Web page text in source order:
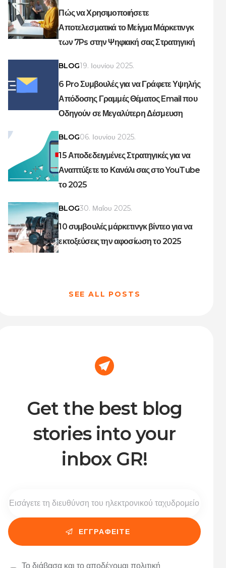
Πώς να Χρησιμοποιήσετε
Αποτελεσματικά το Μείγμα Μάρκετινγκ
των 7Ps στην Ψηφιακή σας Στρατηγική
BLOG19. Ιουνίου 2025.
6 Pro Συμβουλές για να Γράφετε Υψηλής
Απόδοσης Γραμμές Θέματος Email που
Οδηγούν σε Μεγαλύτερη Δέσμευση
BLOG06. Ιουνίου 2025.
15 Αποδεδειγμένες Στρατηγικές για να
Αναπτύξετε το Κανάλι σας στο YouTube
το 2025
BLOG30. Μαΐου 2025.
10 συμβουλές μάρκετινγκ βίντεο για να
εκτοξεύσεις την αφοσίωση το 2025
SEE ALL POSTS
Get the best blog
stories into your
inbox GR!
Το διάβασα και το αποδέχομαιπολιτική